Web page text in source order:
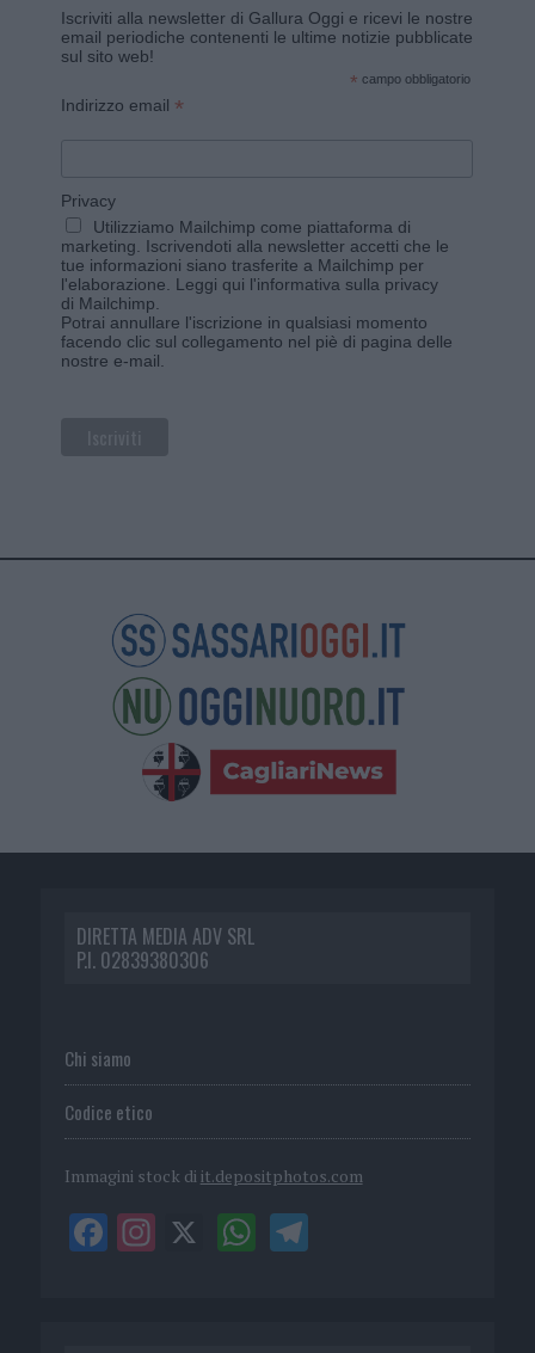
Iscriviti alla newsletter di Gallura Oggi e ricevi le nostre
email periodiche contenenti le ultime notizie pubblicate
sul sito web!
* campo obbligatorio
Indirizzo email *
Privacy
Utilizziamo Mailchimp come piattaforma di
marketing. Iscrivendoti alla newsletter accetti che le
tue informazioni siano trasferite a Mailchimp per
l'elaborazione. Leggi qui l'informativa sulla privacy
di Mailchimp
Potrai annullare l'iscrizione in qualsiasi momento
facendo clic sul collegamento nel piè di pagina delle
nostre e-mail.
DIRETTA MEDIA ADV SRL
P.I. 02839380306
Chi siamo
Codice etico
Immagini stock di it.depositphotos.com